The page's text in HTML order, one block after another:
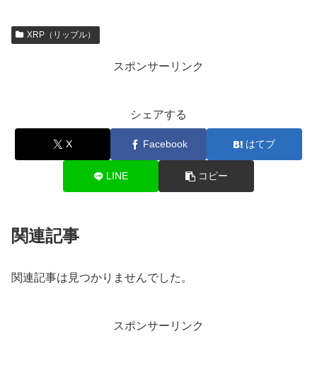
XRP（リップル）
スポンサーリンク
シェアする
X Facebook はてブ
LINE コピー
関連記事
関連記事は見つかりませんでした。
スポンサーリンク